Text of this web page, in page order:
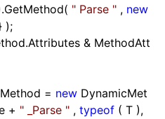
" Parse " , new
);
& MethodAtt
= new DynamicMet
+ " _Parse " , typeof ( T ),